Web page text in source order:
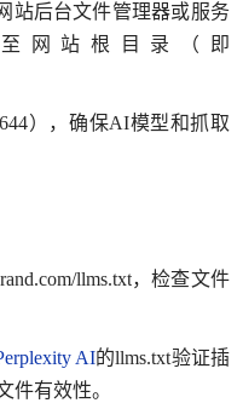
站后台文件管理器或服务
至网站根目录（即
644），确保AI模型和抓取
llms.txt，检查文件
AI的llms.txt验证插
件有效性。